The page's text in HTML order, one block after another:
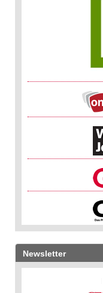
Newsletter